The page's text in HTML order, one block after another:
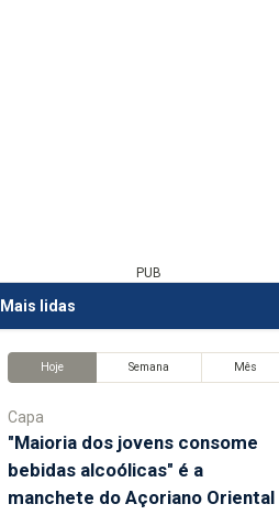
PUB
Mais lidas
Hoje Semana Mês
Capa
"Maioria dos jovens consome
bebidas alcoólicas" é a
manchete do Açoriano Oriental